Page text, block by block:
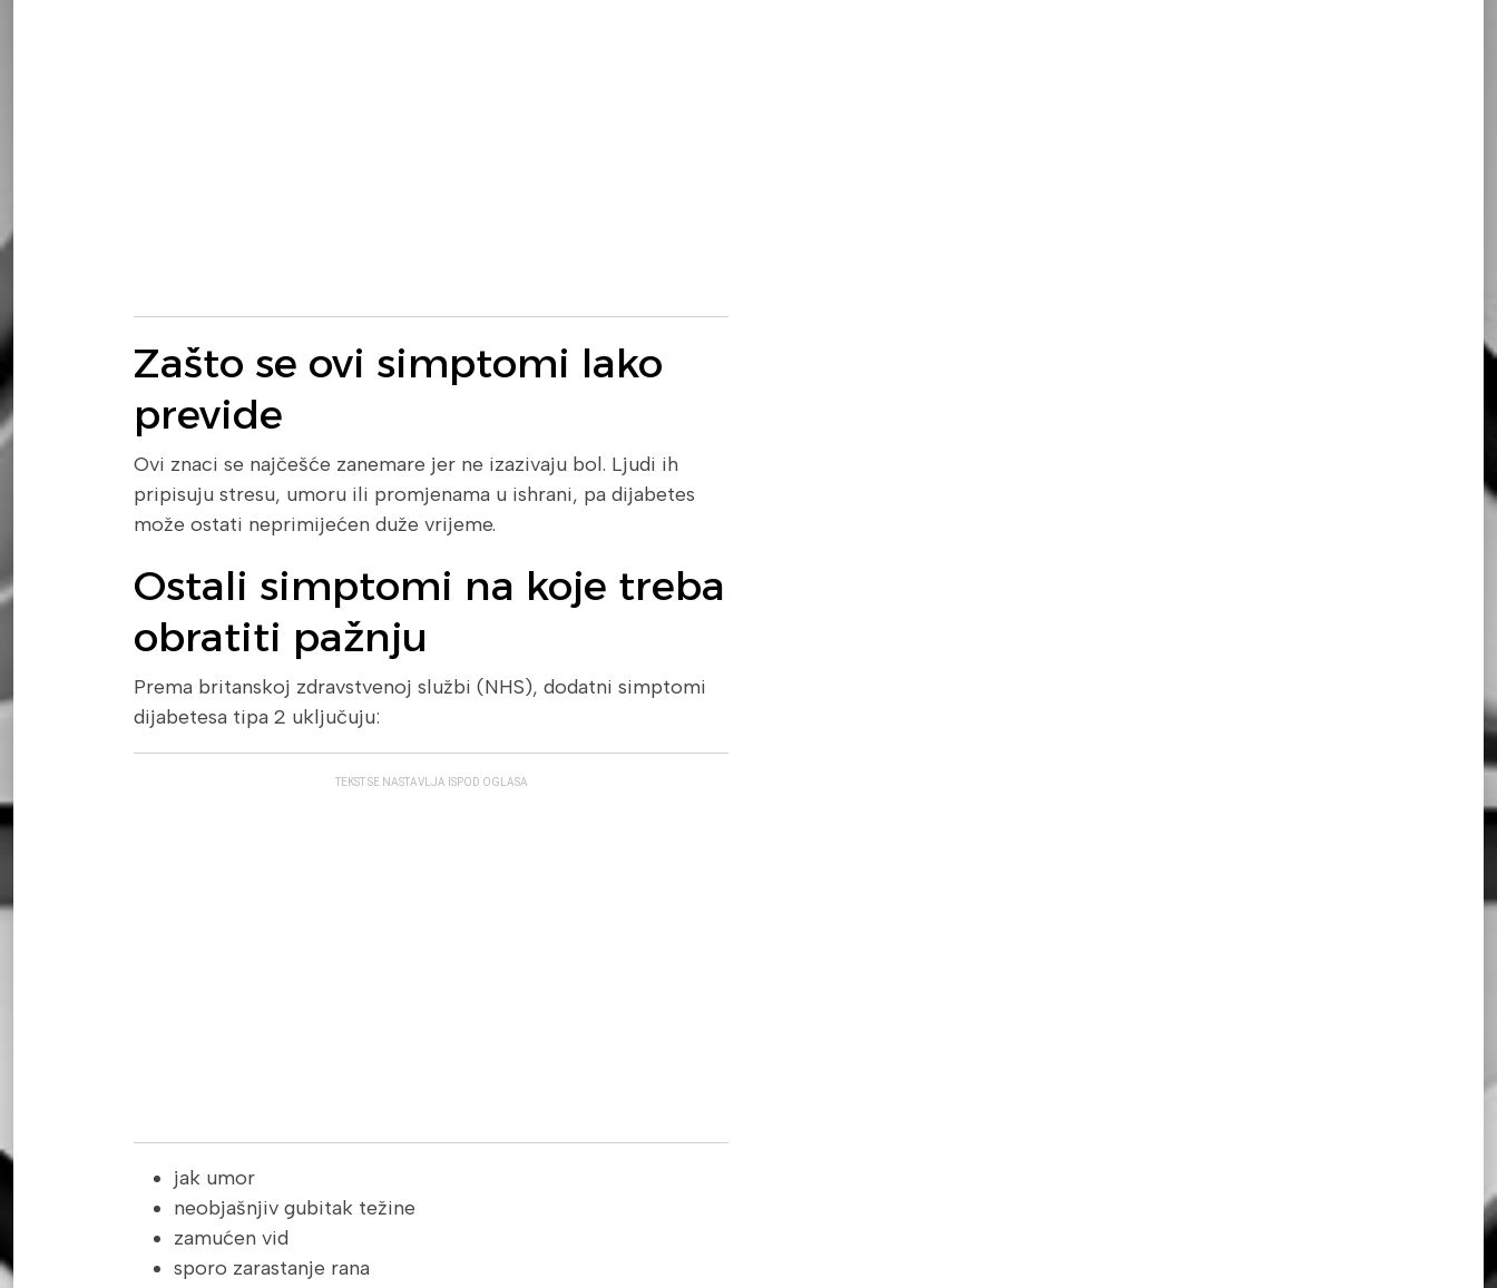
Zašto se ovi simptomi lako
previde
Ovi znaci se najčešće zanemare jer ne izazivaju bol. Ljudi ih
pripisuju stresu, umoru ili promjenama u ishrani, pa dijabetes
može ostati neprimijećen duže vrijeme.
Ostali simptomi na koje treba
obratiti pažnju
Prema britanskoj zdravstvenoj službi (NHS), dodatni simptomi
dijabetesa tipa 2 uključuju:
TEKST SE NASTAVLJA ISPOD OGLASA
jak umor
neobjašnjiv gubitak težine
zamućen vid
sporo zarastanje rana